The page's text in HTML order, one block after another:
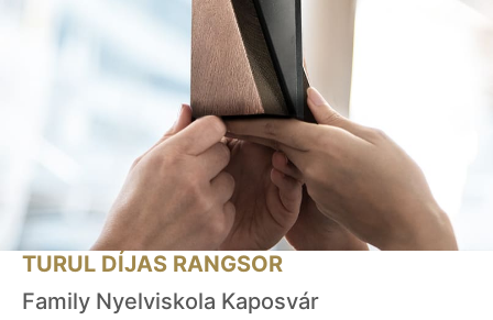
TURUL DÍJAS RANGSOR
Family Nyelviskola Kaposvár